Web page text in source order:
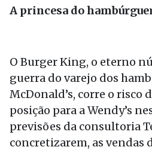
A princesa do
O Burger King, o eterno
guerra do varejo dos
McDonald’s, corre o risco
posição para a Wendy’s
previsões da consultoria
concretizarem, as vendas